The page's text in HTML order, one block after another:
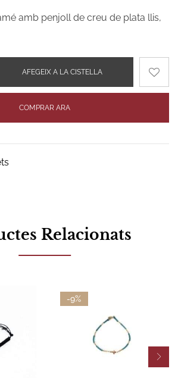
amb penjoll de creu de plata llis,
AFEGEIX A LA CISTELLA
COMPRAR ARA
Relacionats
-9%